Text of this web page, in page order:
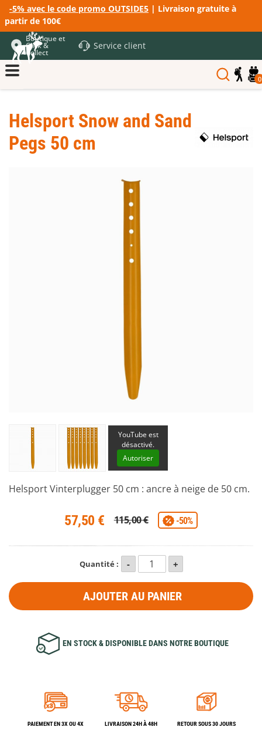
-5% avec le code promo OUTSIDE5 | Livraison gratuite à
partir de 100€
Boutique et
Click &
Collect
Service client
0
Helsport Snow and Sand
Pegs 50 cm
YouTube est
désactivé.
Autoriser
Helsport Vinterplugger 50 cm : ancre à neige de 50 cm.
57,50 € 115,00 € -50%
Quantité :
AJOUTER AU PANIER
EN STOCK & DISPONIBLE DANS NOTRE BOUTIQUE
PAIEMENT EN 3X OU 4X LIVRAISON 24H À 48H RETOUR SOUS 30 JOURS